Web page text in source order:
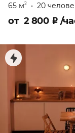
65 м2 • 20
от 2 800 ₽ /